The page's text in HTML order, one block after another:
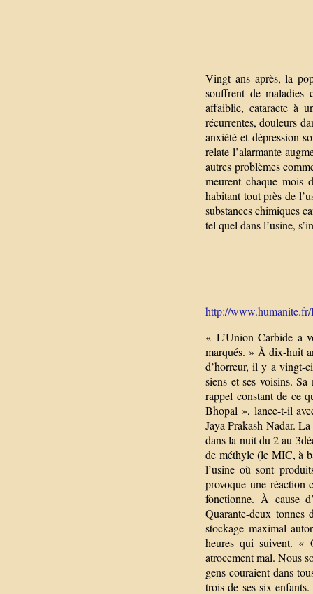
Vingt ans après, la
souffrent de maladies
affaiblie, cataracte à
récurrentes, douleurs
anxiété et dépression
relate l’alarmante
autres problèmes
meurent chaque mois
habitant tout près de
substances chimiques
tel quel dans l’usine,
http://
« L’Union Carbide a
marqués. » À dix-huit
d’horreur, il y a vingt-
siens et ses voisins.
rappel constant de ce
Bhopal », lance-t-il
Jaya Prakash Nadar.
dans la nuit du 2 au
de méthyle (le MIC, à
l’usine où sont
provoque une réaction
fonctionne. À cause
Quarante-deux
stockage maximal
heures qui suivent. «
atrocement mal. Nous
gens couraient dans
trois de ses six